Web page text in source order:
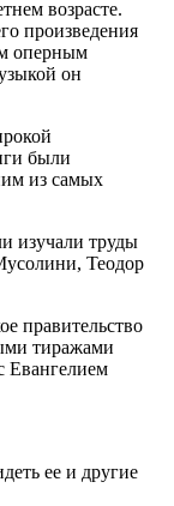
возрасте.
произведения
оперным
он
были
из самых
изучали труды
Теодор
правительство
тиражами
Евангелием
ее и другие